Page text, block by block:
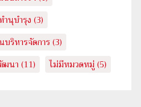
นุบำรุง (3)
ริหารจัดการ(3)
นา (11) ไม่มีหมวดหมู่ (5)